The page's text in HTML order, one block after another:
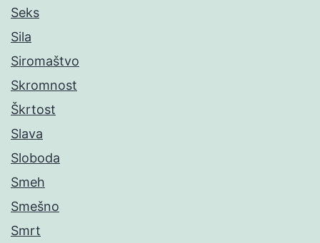
Seks
Sila
Siromaštvo
Skromnost
Škrtost
Slava
Sloboda
Smeh
Smešno
Smrt